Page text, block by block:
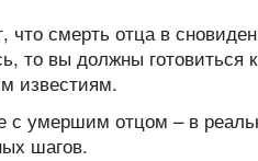
смерть отца в
то вы должны
известиям.
с умершим отцом – в
шагов.